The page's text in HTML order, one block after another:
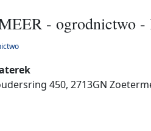
- ogrodnictwo
450, 2713GN